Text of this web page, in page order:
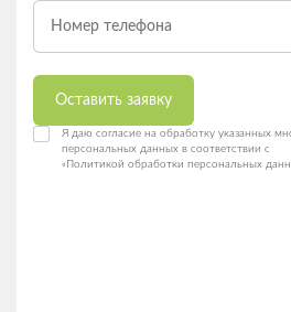
Оставить заявку
Я даю согласие на обработку указанных
персональных данных в соответствии с
«Политикой обработки персональных